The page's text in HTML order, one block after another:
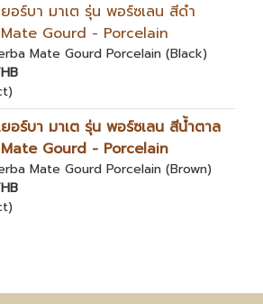
ยอร์บา มาเต รุ่น พอร์ซเลน สีดำ
Gourd - Porcelain
Mate Gourd Porcelain (Black)
ยอร์บา มาเต รุ่น พอร์ซเลน สีน้ำตาล
Gourd - Porcelain
Mate Gourd Porcelain (Brown)